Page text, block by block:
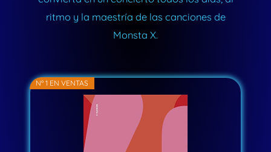
Nº 1 EN VENTAS
ritmo y la maestría de las canciones de
Monsta X.